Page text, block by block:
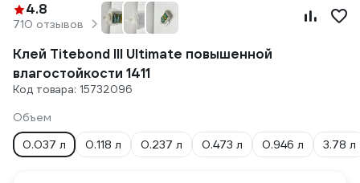
4.8
710 отзывов
Клей Titebond III Ultimate повышенной
влагостойкости 1411
Код товара: 15732096
Объем
0.037 л
0.118 л 0.237 л 0.473 л 0.946 л 3.78 л